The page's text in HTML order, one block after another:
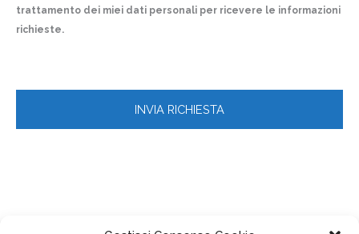
trattamento dei miei dati personali per ricevere le informazioni
richieste.